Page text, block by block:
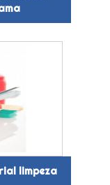
limpeza